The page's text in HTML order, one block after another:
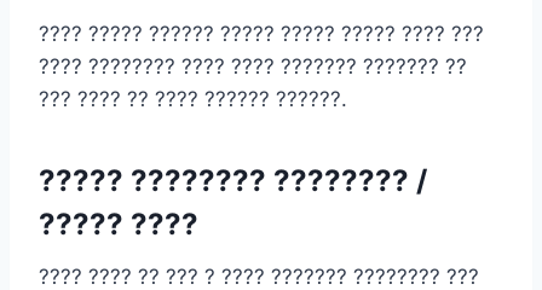
???? ????? ?????? ????? ????? ????? ???? ???
???? ???????? ???? ???? ??????? ??????? ??
??? ???? ?? ???? ?????? ??????.
????? ???????? ???????? /
????? ????
???? ???? ?? ??? ? ???? ??????? ???????? ???